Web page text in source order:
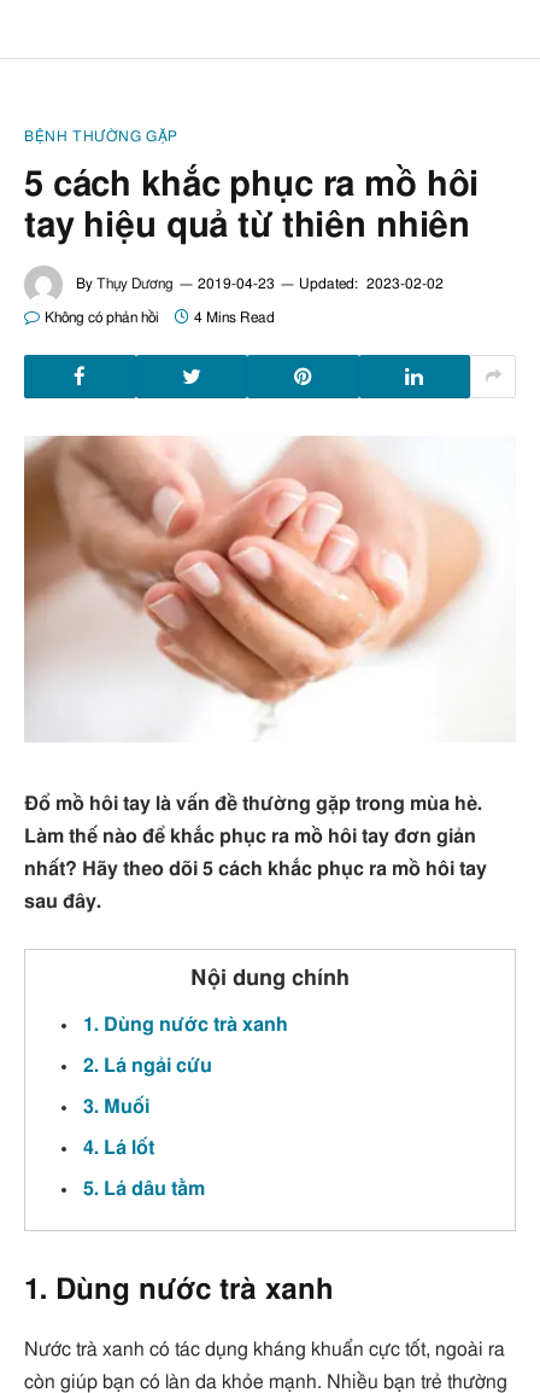
BỆNH THƯỜNG GẶP
5 cách khắc phục ra mồ hôi
tay hiệu quả từ thiên nhiên
By Thụy Dương 2019-04-23 Updated: 2023-02-02
Không có phản hồi 4 Mins Read
Đổ mồ hôi tay là vấn đề thường gặp trong mùa hè.
Làm thế nào để khắc phục ra mồ hôi tay đơn giản
nhất? Hãy theo dõi 5 cách khắc phục ra mồ hôi tay
sau đây.
Nội dung chính
1. Dùng nước trà xanh
2. Lá ngải cứu
3. Muối
4. Lá lốt
5. Lá dâu tằm
1. Dùng nước trà xanh
Nước trà xanh có tác dụng kháng khuẩn cực tốt, ngoài ra
còn giúp bạn có làn da khỏe mạnh. Nhiều bạn trẻ thường